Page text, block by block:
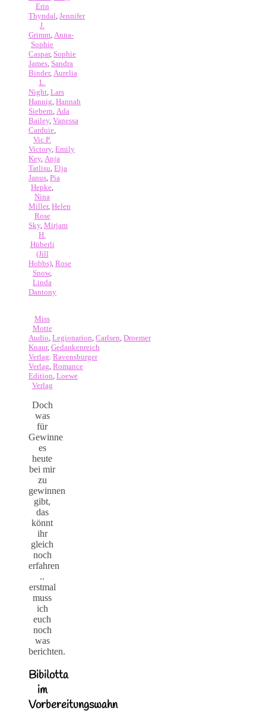
Erin
Thyndal Jennifer
J.
Grimm Anna-
Sophie
Caspar, Sophie
James Sandra
Binder, Aurelia
L.
Night Lars
Hannig Hannah
Siebern Ada
Bailey, Vanessa
Carduie
Vic P.
Victory, Emily
Key, Anja
Tatlisu Elja
Janus Pia
Hepke
Nina
Miller, Helen
Rose
Sky, Mirjam
H.
Hüberli
(Jill
Hobbs) Rose
Snow,
Linda
Dantony
Miss
Motte
Audio Legionarion Carlsen Droemer
Knaur, Gedankenreich
Verlag Ravensburger
Verlag Romance
Edition Loewe
Verlag
Doch
was
für
Gewinne
es
heute
bei mir
zu
gewinnen
gibt,
das
könnt
ihr
gleich
noch
erfahren
..
erstmal
muss
ich
euch
noch
was
berichten.
Bibilotta
im
Vorbereitungswahn